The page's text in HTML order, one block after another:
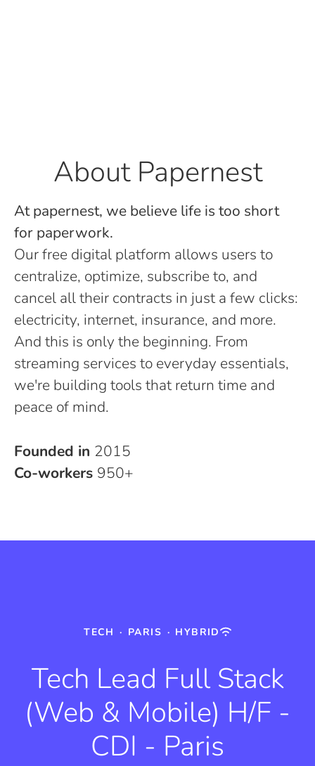
About Papernest
At papernest, we believe life is too short
for paperwork.
Our free digital platform allows users to
centralize, optimize, subscribe to, and
cancel all their contracts in just a few clicks:
electricity, internet, insurance, and more.
And this is only the beginning. From
streaming services to everyday essentials,
we're building tools that return time and
peace of mind.
Founded in 2015
Co-workers 950+
TECH · PARIS · HYBRID
Tech Lead Full Stack
(Web & Mobile) H/F -
CDI - Paris